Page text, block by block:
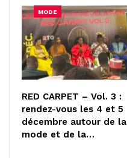
MODE
RED CARPET – Vol. 3 :
rendez-vous les 4 et 5
décembre autour de la
mode et de la…